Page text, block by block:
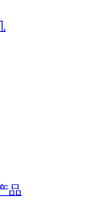
设备，焊接机